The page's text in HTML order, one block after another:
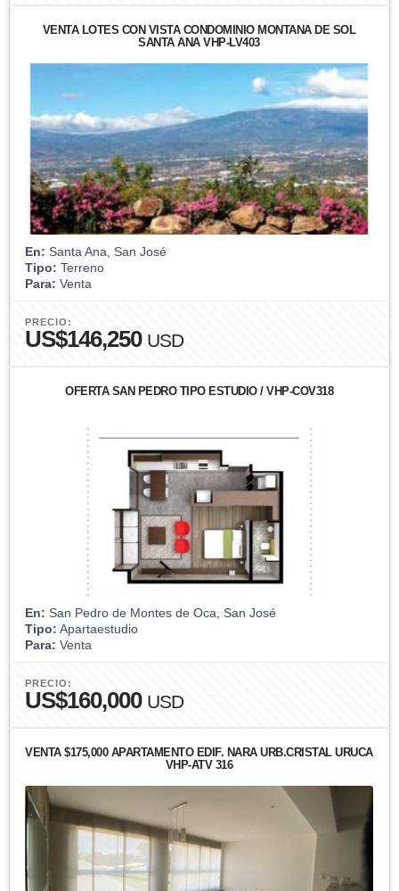
VENTA LOTES CON VISTA CONDOMINIO MONTAÑA DE SOL
SANTA ANA VHP-LV403
En: Santa Ana, San José
Tipo: Terreno
Para: Venta
PRECIO:
US$146,250 USD
OFERTA SAN PEDRO TIPO ESTUDIO / VHP-COV318
En: San Pedro de Montes de Oca, San José
Tipo: Apartaestudio
Para: Venta
PRECIO:
US$160,000 USD
VENTA $175,000 APARTAMENTO EDIF. NARA URB.CRISTAL URUCA
VHP-ATV 316